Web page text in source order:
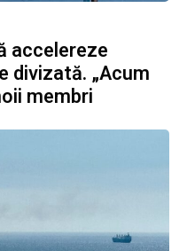
accelereze
divizată. „Acum
membri